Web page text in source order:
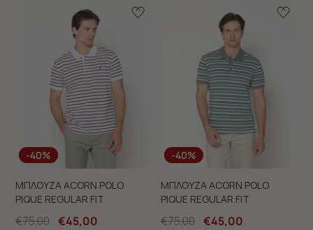
-40%
ΜΠΛΟΥΖΑ ACORN POLO
PIQUE REGULAR FIT
€75,00 €45,00
-40%
ΜΠΛΟΥΖΑ ACORN POLO
PIQUE REGULAR FIT
€75,00 €45,00